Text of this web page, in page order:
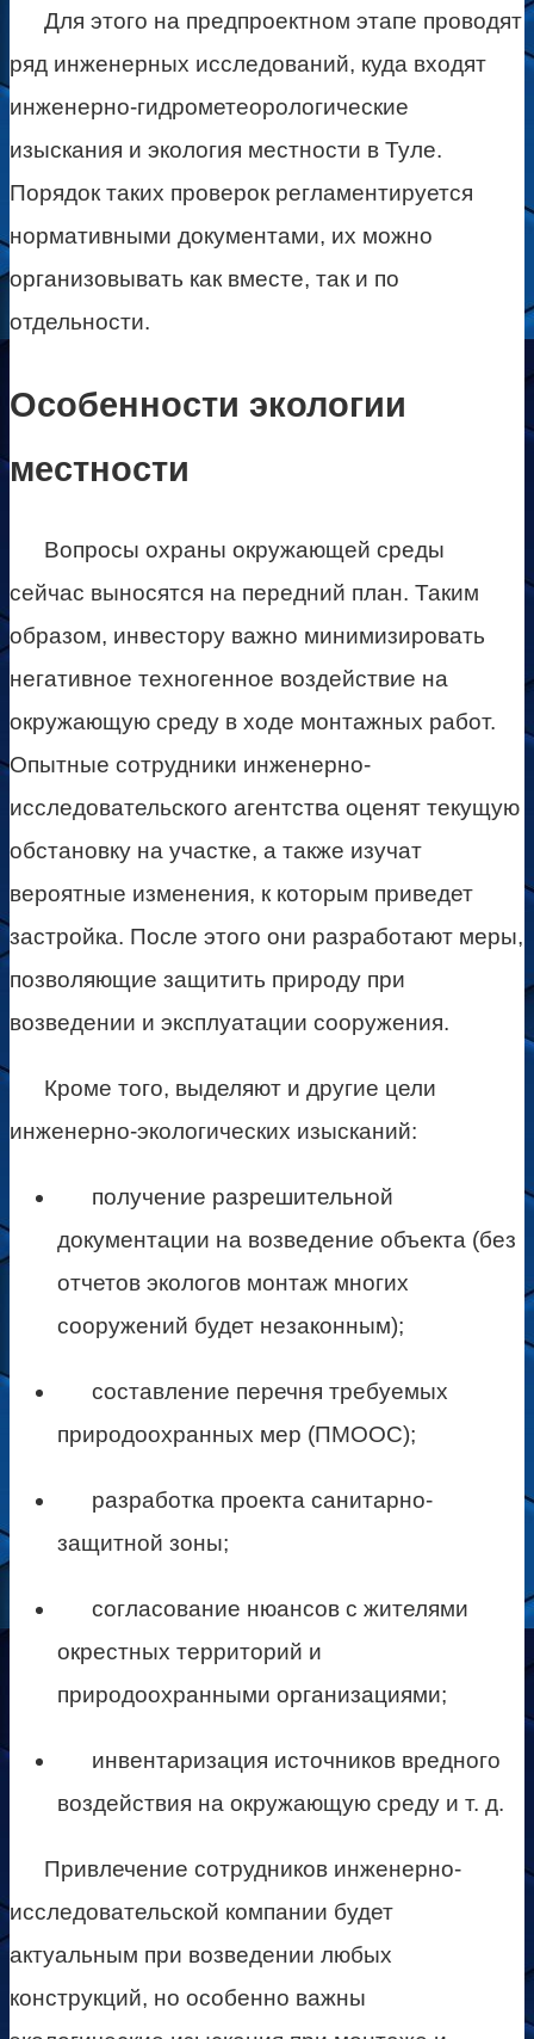
Для этого на предпроектном этапе проводят
ряд инженерных исследований, куда входят
инженерно-гидрометеорологические
изыскания и экология местности в Туле.
Порядок таких проверок регламентируется
нормативными документами, их можно
организовывать как вместе, так и по
отдельности.
Особенности экологии
местности
Вопросы охраны окружающей среды
сейчас выносятся на передний план. Таким
образом, инвестору важно минимизировать
негативное техногенное воздействие на
окружающую среду в ходе монтажных работ.
Опытные сотрудники инженерно-
исследовательского агентства оценят текущую
обстановку на участке, а также изучат
вероятные изменения, к которым приведет
застройка. После этого они разработают меры,
позволяющие защитить природу при
возведении и эксплуатации сооружения.
Кроме того, выделяют и другие цели
инженерно-экологических изысканий:
получение разрешительной
документации на возведение объекта (без
отчетов экологов монтаж многих
сооружений будет незаконным);
составление перечня требуемых
природоохранных мер (ПМООС);
разработка проекта санитарно-
защитной зоны;
согласование нюансов с жителями
окрестных территорий и
природоохранными организациями;
инвентаризация источников вредного
воздействия на окружающую среду и т. д.
Привлечение сотрудников инженерно-
исследовательской компании будет
актуальным при возведении любых
конструкций, но особенно важны